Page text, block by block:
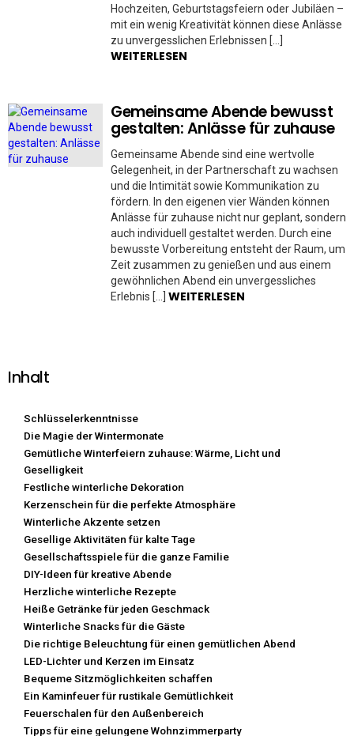
Hochzeiten, Geburtstagsfeiern oder Jubiläen –
mit ein wenig Kreativität können diese Anlässe
zu unvergesslichen Erlebnissen […]
WEITERLESEN
Gemeinsame Abende bewusst
gestalten: Anlässe für zuhause
Gemeinsame Abende sind eine wertvolle
Gelegenheit, in der Partnerschaft zu wachsen
und die Intimität sowie Kommunikation zu
fördern. In den eigenen vier Wänden können
Anlässe für zuhause nicht nur geplant, sondern
auch individuell gestaltet werden. Durch eine
bewusste Vorbereitung entsteht der Raum, um
Zeit zusammen zu genießen und aus einem
gewöhnlichen Abend ein unvergessliches
Erlebnis […] WEITERLESEN
Inhalt
Schlüsselerkenntnisse
Die Magie der Wintermonate
Gemütliche Winterfeiern zuhause: Wärme, Licht und
Geselligkeit
Festliche winterliche Dekoration
Kerzenschein für die perfekte Atmosphäre
Winterliche Akzente setzen
Gesellige Aktivitäten für kalte Tage
Gesellschaftsspiele für die ganze Familie
DIY-Ideen für kreative Abende
Herzliche winterliche Rezepte
Heiße Getränke für jeden Geschmack
Winterliche Snacks für die Gäste
Die richtige Beleuchtung für einen gemütlichen Abend
LED-Lichter und Kerzen im Einsatz
Bequeme Sitzmöglichkeiten schaffen
Ein Kaminfeuer für rustikale Gemütlichkeit
Feuerschalen für den Außenbereich
Tipps für eine gelungene Wohnzimmerparty